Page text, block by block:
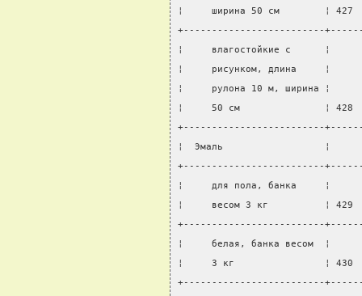
¦     ширина 50 см        ¦
+-------------------------
¦     влагостойкие с
¦     рисунком, длина
¦     рулона 10 м,
¦     50 см               ¦
+-------------------------
¦  Эмаль                  ¦
+-------------------------
¦     для пола, банка
¦     весом 3 кг          ¦
+-------------------------
¦     белая, банка весом
¦     3 кг                ¦
+-------------------------